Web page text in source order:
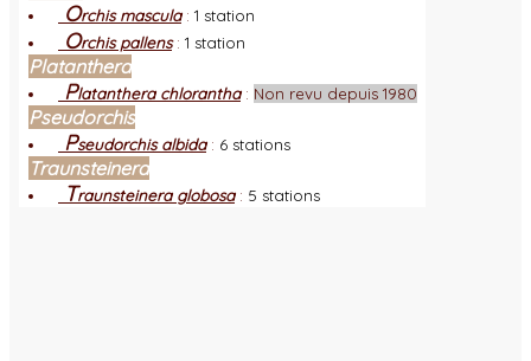
Orchis mascula: 1 station
Orchis pallens: 1 station
Platanthera
Platanthera chlorantha: Non revu depuis 1980
Pseudorchis
Pseudorchis albida: 6 stations
Traunsteinera
Traunsteinera globosa: 5 stations